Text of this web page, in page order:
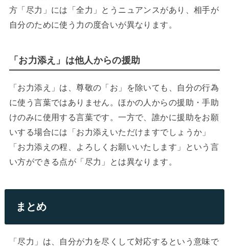
方「尽力」には「全力」とうニュアンスがあり、相手が
自分のために使う力の度合いが異なります。
「お力添え」は他人からの援助
「お力添え」は、尊敬の「お」を除いても、自分の行為
に使う言葉ではありません。ほかの人からの援助・手助
けのみに使用する言葉です。一方で、誰かに援助をお願
いする場合には「お力添えいただけますでしょうか」
「お力添えの程、よろしくお願いいたします」という言
い方ができる点が「尽力」とは異なります。
まとめ
「尽力」は、自分が力を尽くして対応するという意味で